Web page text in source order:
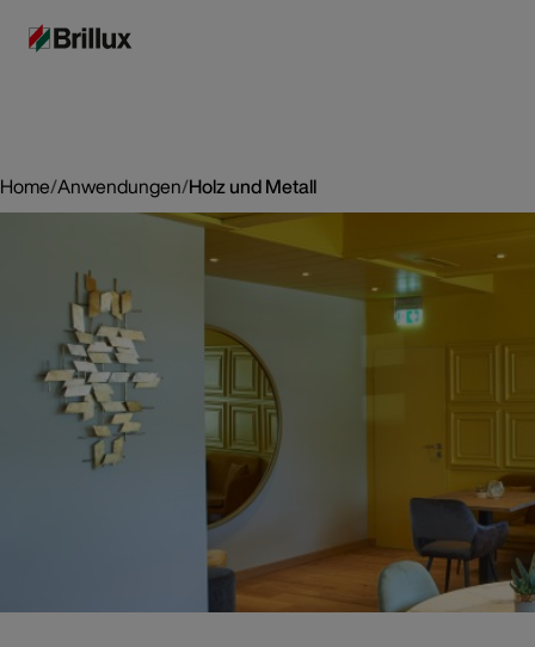
Home/Anwendungen/Holz und Metall